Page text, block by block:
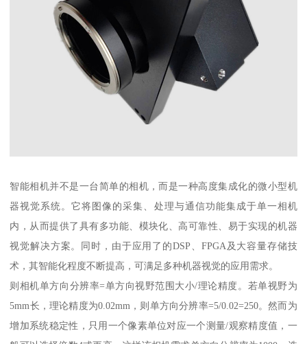
智能相机并不是一台简单的相机，而是一种高度集成化的微小型机
器视觉系统。它将图像的采集、处理与通信功能集成于单一相机
内，从而提供了具有多功能、模块化、高可靠性、易于实现的机器
视觉解决方案。同时，由于应用了的DSP、FPGA及大容量存储技
术，其智能化程度不断提高，可满足多种机器视觉的应用需求。
则相机单方向分辨率=单方向视野范围大小/理论精度。若单视野为
5mm长，理论精度为0.02mm，则单方向分辨率=5/0.02=250。然而为
增加系统稳定性，只用一个像素单位对应一个测量/观察精度值，一